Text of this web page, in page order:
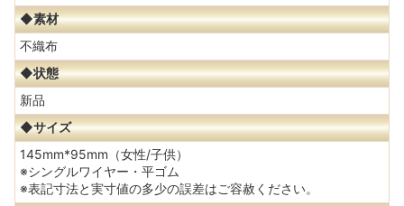
◆素材
不織布
◆状態
新品
◆サイズ
145mm*95mm（女性/子供）
※シングルワイヤー・平ゴム
※表記寸法と実寸値の多少の誤差はご容赦ください。